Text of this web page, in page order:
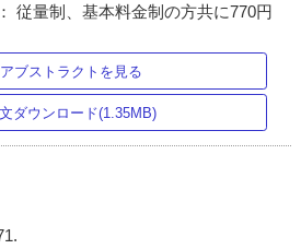
従量制、基本料金制の方共に770円
アブストラクトを見る
ダウンロード(1.35MB)